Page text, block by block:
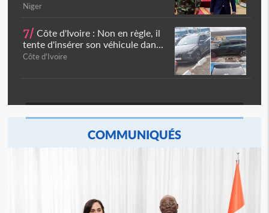
Niger
7/ Côte d'Ivoire : Non en règle, il
tente d'insérer son véhicule dan...
Côte d'Ivoire
COMMUNIQUÉS